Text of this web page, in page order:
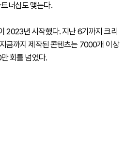
너십도 맺는다.
2023년 시작했다. 지난 6기까지 크리
금까지 제작된 콘텐츠는 7000개 이상
회를 넘었다.